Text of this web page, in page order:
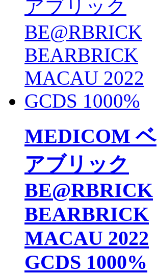
MEDICOM ベ
アブリック
BE@RBRICK
BEARBRICK
MACAU 2022
GCDS 1000%